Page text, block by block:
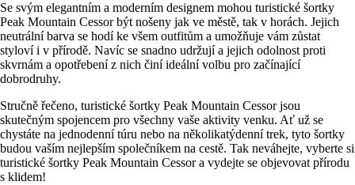
Se svým elegantním a moderním designem mohou turistické šortky
Peak Mountain Cessor být nošeny jak ve městě, tak v horách. Jejich
neutrální barva se hodí ke všem outfitům a umožňuje vám zůstat
styloví i v přírodě. Navíc se snadno udržují a jejich odolnost proti
skvrnám a opotřebení z nich činí ideální volbu pro začínající
dobrodruhy.
Stručně řečeno, turistické šortky Peak Mountain Cessor jsou
skutečným spojencem pro všechny vaše aktivity venku. Ať už se
chystáte na jednodenní túru nebo na několikatýdenní trek, tyto šortky
budou vaším nejlepším společníkem na cestě. Tak neváhejte, vyberte si
turistické šortky Peak Mountain Cessor a vydejte se objevovat přírodu
s klidem!